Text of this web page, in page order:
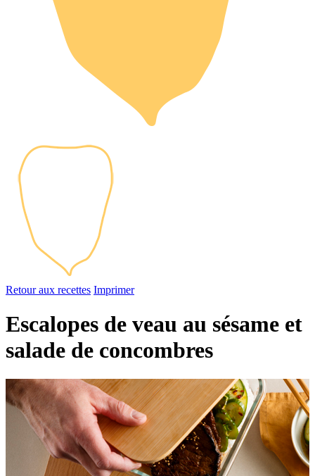
Retour aux recettes Imprimer
Escalopes de veau au sésame et
salade de concombres